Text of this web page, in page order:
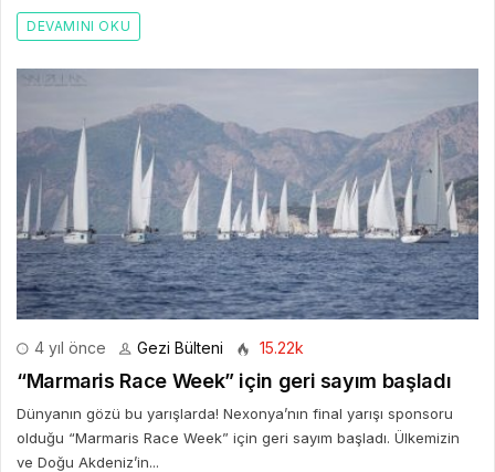
DEVAMINI OKU
4 yıl önce Gezi Bülteni 15.22k
“Marmaris Race Week” için geri sayım başladı
Dünyanın gözü bu yarışlarda! Nexonya’nın final yarışı sponsoru
olduğu “Marmaris Race Week” için geri sayım başladı. Ülkemizin
ve Doğu Akdeniz’in...